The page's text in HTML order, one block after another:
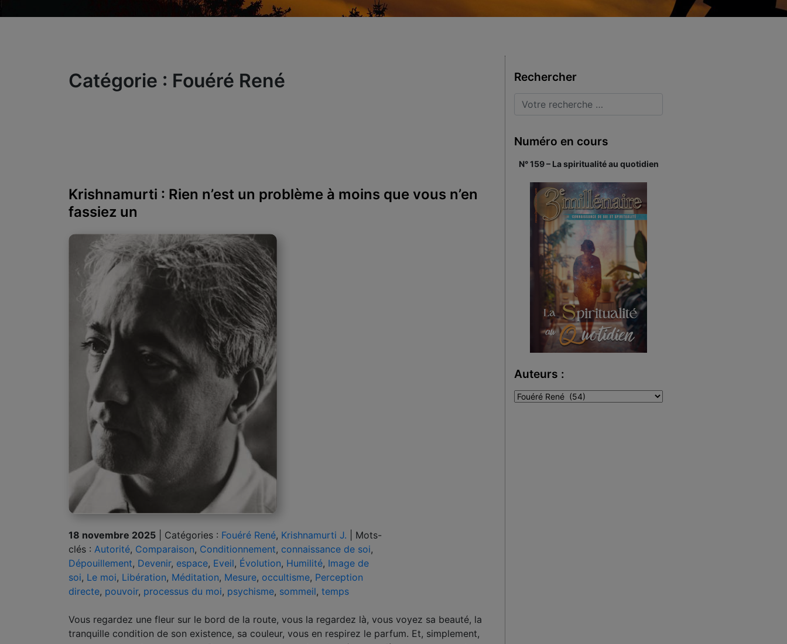
Catégorie : Fouéré René
Krishnamurti : Rien n’est un problème à moins que vous n’en
fassiez un
18 novembre 2025 Catégories : Fouéré René, Krishnamurti J.
Mots-
clés : Autorité, Comparaison, Conditionnement, connaissance de soi,
Dépouillement, Devenir, espace, Eveil, Évolution, Humilité, Image de
soi, Le moi, Libération, Méditation, Mesure, occultisme, Perception
directe, pouvoir, processus du moi, psychisme, sommeil, temps
Vous regardez une fleur sur le bord de la route, vous la regardez là, vous voyez sa beauté, la
tranquille condition de son existence, sa couleur, vous en respirez le parfum. Et, simplement,
Rechercher
Numéro en cours
N° 159 – La spiritualité au quotidien
Auteurs :
Auteurs